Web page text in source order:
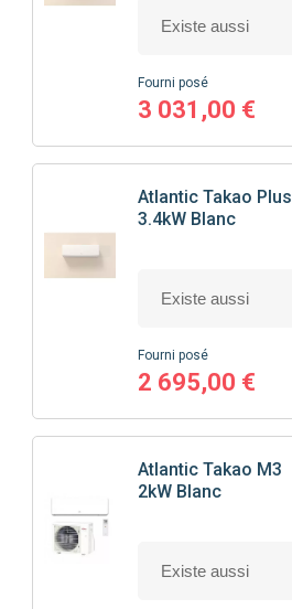
Fourni posé
3 031,00 €
Atlantic Takao Plus
3.4kW Blanc
Fourni posé
2 695,00 €
Atlantic Takao M3
2kW Blanc